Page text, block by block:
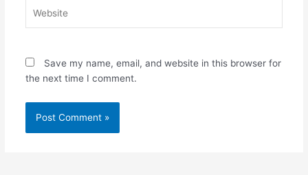
Save my name, email, and website in this browser for
the next time I comment.